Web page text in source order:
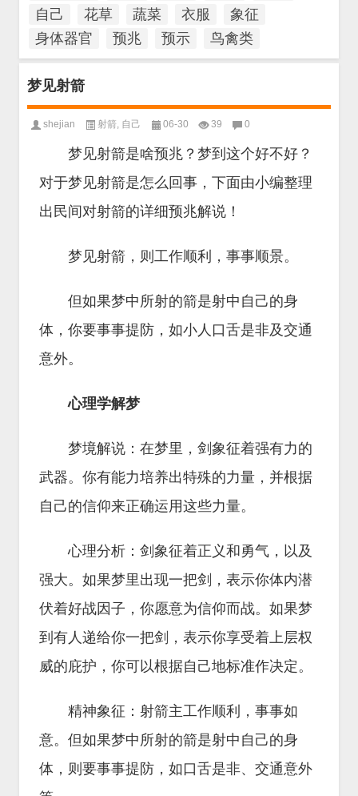
自己
花草 蔬菜 衣服
象征
身体器官
预兆 预示 鸟禽类
梦见射箭
shejian 射箭, 自己 06-30 39 0
梦见射箭是啥预兆？梦到这个好不好？
对于梦见射箭是怎么回事，下面由小编整理
出民间对射箭的详细预兆解说！
梦见射箭，则工作顺利，事事顺景。
但如果梦中所射的箭是射中自己的身
体，你要事事提防，如小人口舌是非及交通
意外。
心理学解梦
梦境解说：在梦里，剑象征着强有力的
武器。你有能力培养出特殊的力量，并根据
自己的信仰来正确运用这些力量。
心理分析：剑象征着正义和勇气，以及
强大。如果梦里出现一把剑，表示你体内潜
伏着好战因子，你愿意为信仰而战。如果梦
到有人递给你一把剑，表示你享受着上层权
威的庇护，你可以根据自己地标准作决定。
精神象征：射箭主工作顺利，事事如
意。但如果梦中所射的箭是射中自己的身
体，则要事事提防，如口舌是非、交通意外